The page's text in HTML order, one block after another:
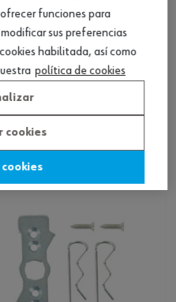
motor tubular
funciones para
sus preferencias
habilitada, así como
política de cookies
cookies